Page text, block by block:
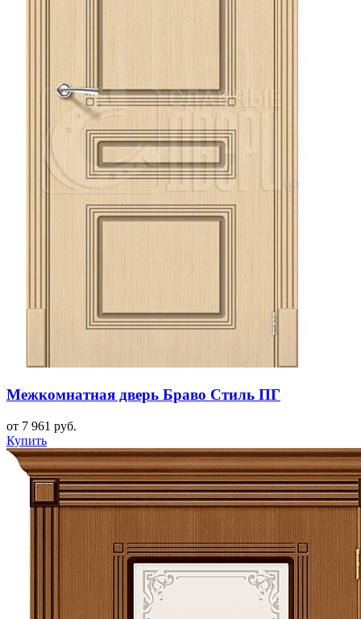
Межкомнатная дверь Браво Стиль ПГ
от 7 961 руб.
Купить